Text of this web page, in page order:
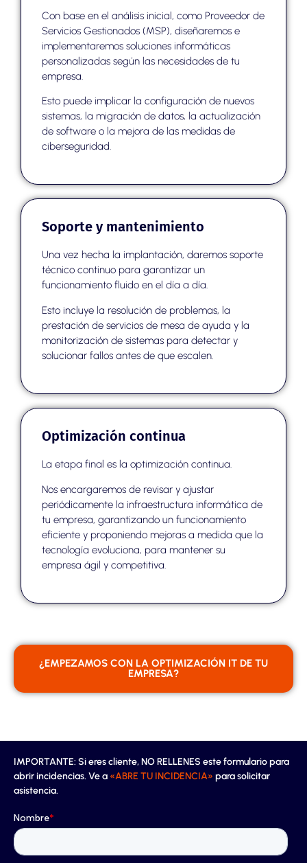
Con base en el análisis inicial, como Proveedor de
Servicios Gestionados (MSP), diseñaremos e
implementaremos soluciones informáticas
personalizadas según las necesidades de tu
empresa.
Esto puede implicar la configuración de nuevos
sistemas, la migración de datos, la actualización
de software o la mejora de las medidas de
ciberseguridad.
Soporte y mantenimiento
Una vez hecha la implantación, daremos soporte
técnico continuo para garantizar un
funcionamiento fluido en el día a día.
Esto incluye la resolución de problemas, la
prestación de servicios de mesa de ayuda y la
monitorización de sistemas para detectar y
solucionar fallos antes de que escalen.
Optimización continua
La etapa final es la optimización continua.
Nos encargaremos de revisar y ajustar
periódicamente la infraestructura informática de
tu empresa, garantizando un funcionamiento
eficiente y proponiendo mejoras a medida que la
tecnología evoluciona, para mantener su
empresa ágil y competitiva.
¿EMPEZAMOS CON LA OPTIMIZACIÓN IT DE TU
EMPRESA?
IMPORTANTE: Si eres cliente, NO RELLENES este formulario para
abrir incidencias. Ve a «ABRE TU INCIDENCIA» para solicitar
asistencia.